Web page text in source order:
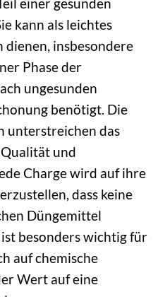
einer gesunden
kann als leichtes
dienen, insbesondere
Phase der
ungesunden
benötigt. Die
unterstreichen das
und
Charge wird auf ihre
dass keine
Düngemittel
besonders wichtig für
auf chemische
Wert auf eine